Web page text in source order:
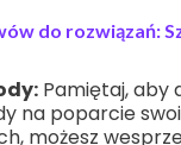
do rozwiązań:
Pamiętaj, aby
na poparcie
możesz